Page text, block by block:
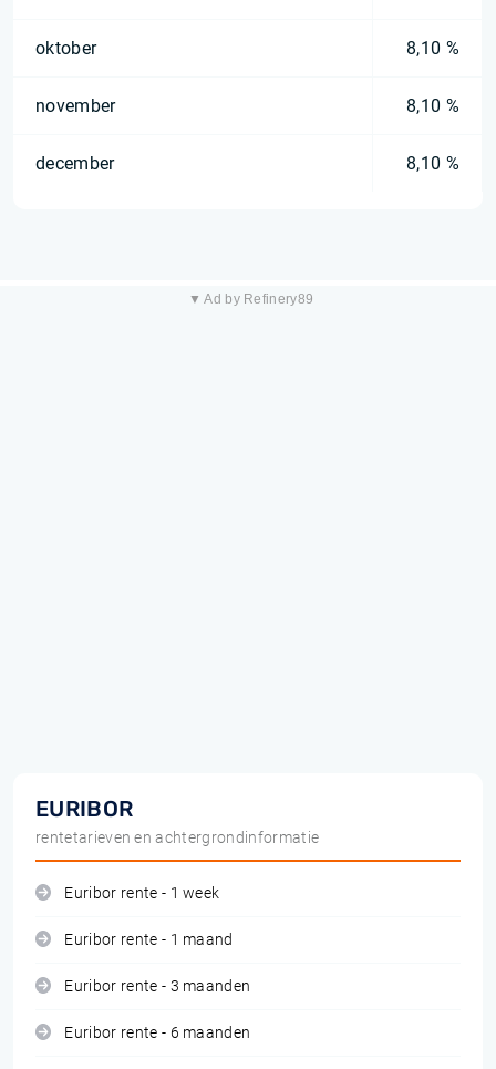
oktober 8,10 %
november 8,10 %
december 8,10 %
▼ Ad by Refinery89
EURIBOR
rentetarieven en achtergrondinformatie
Euribor rente - 1 week
Euribor rente - 1 maand
Euribor rente - 3 maanden
Euribor rente - 6 maanden